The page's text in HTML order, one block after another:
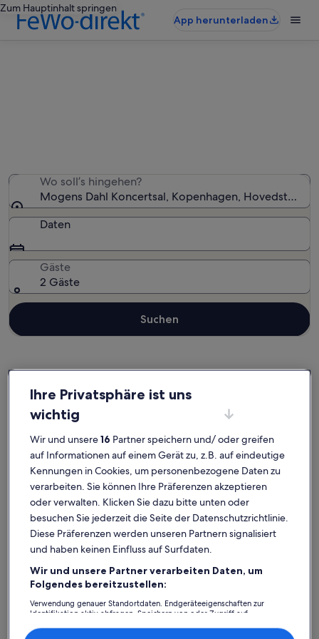
Zum Hauptinhalt springen
App herunterladen
Wo soll’s hingehen?
Mogens Dahl Koncertsal, Kopenhagen, Hovedstaden,
Daten
Gäste
2 Gäste
Suchen
Stöbere in unserer Auswahl an privaten Ferienunterkünften nahe
Mogens Dahl Koncertsal, die einfach zum Wohlfühlen einladen.
Egal, ob du mit Freunden, Familie oder Haustieren unterwegs bist,
Ferienunterkünfte verfügen über die Annehmlichkeiten, die deine
Bedürfnisse erfüllen. Darunter zum Beispiel Klimaanlage und
Kabelfernsehen. Wovon du auch träumst, du findest bestimmt die
Unterkunft, die allen gefällt und allen Bedürfnissen gerecht wird –
dir steht ein vielfältiges Angebot mit allerlei Optionen zur
Verfügung, einschließlich Optionen, die geeignet für Nichtraucher
sind oder über barrierarme Ausstattung verfügen.
Finde Unterkünfte ganz nach deinem
Geschmack
Ihre Privatsphäre ist uns
wichtig
Wir und unsere16 Partner speichern und/ oder greifen
auf Informationen auf einem Gerät zu, z.B. auf eindeutige
Kennungen in Cookies, um personenbezogene Daten zu
verarbeiten. Sie können Ihre Präferenzen akzeptieren
oder verwalten. Klicken Sie dazu bitte unten oder
besuchen Sie jederzeit die Seite der Datenschutzrichtlinie.
Diese Präferenzen werden unseren Partnern signalisiert
und haben keinen Einfluss auf Surfdaten.
Wir und unsere Partner verarbeiten Daten, um
Folgendes bereitzustellen:
Verwendung genauer Standortdaten. Endgeräteeigenschaften zur
Identifikation aktiv abfragen. Speichern von oder Zugriff auf
Inhalte, Messung von Werbeleistung und der Performance von Inhalten,